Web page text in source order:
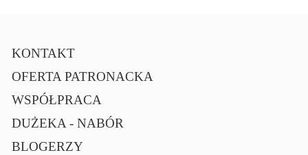
KONTAKT
OFERTA PATRONACKA
WSPÓŁPRACA
DUŻEKA - NABÓR
BLOGERZY